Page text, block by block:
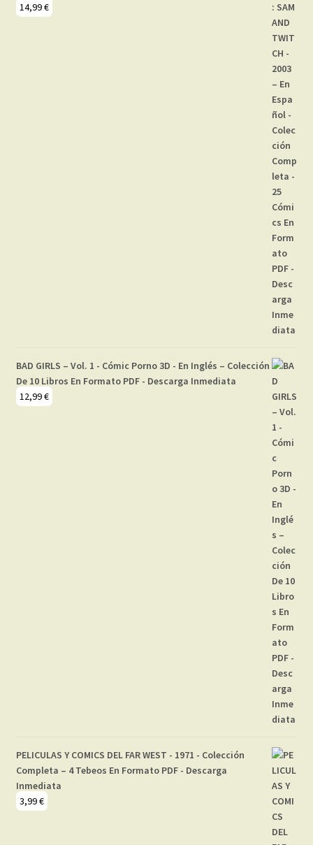
14,99€
BAD GIRLS – Vol. 1 - Cómic Porno 3D - En Inglés – Colección
De 10 Libros En Formato PDF - Descarga Inmediata
12,99€
PELICULAS Y COMICS DEL FAR WEST - 1971 - Colección
Completa – 4 Tebeos En Formato PDF - Descarga
Inmediata
3,99€